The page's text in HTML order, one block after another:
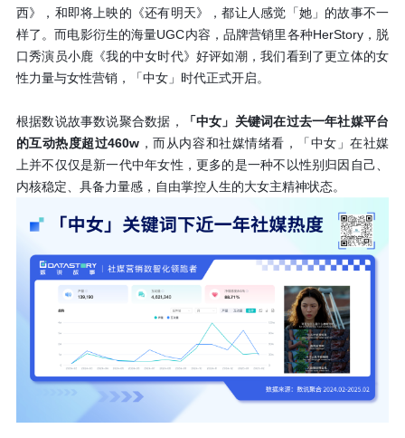
西》，和即将上映的《还有明天》，都让人感觉「她」的故事不一
样了。而电影衍生的海量UGC内容，品牌营销里各种HerStory，脱
口秀演员小鹿《我的中女时代》好评如潮，我们看到了更立体的女
性力量与女性营销，「中女」时代正式开启。
根据数说故事数说聚合数据，
「中女」关键词在过去一年社媒平台
的互动热度超过460w ，而从内容和社媒情绪看，「中女」在社媒
上并不仅仅是新一代中年女性，更多的是一种不以性别归因自己、
内核稳定、具备力量感，自由掌控人生的大女主精神状态。